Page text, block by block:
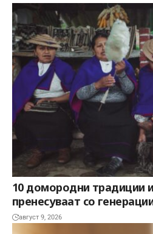
10 домородни традиции
пренесуваат со
август 9, 2026